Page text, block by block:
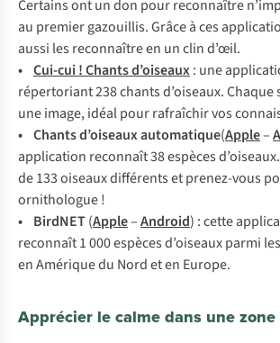
Certains ont un don pour reconnaître
au premier gazouillis. Grâce à ces
aussi les reconnaître en un clin d’œil.
• Cui-cui !Chantsd’oiseaux: uneapp
répertoriant238chantsd’oiseaux.Chaque
uneimage,idéalpourrafraîchirvosconn
• Chantsd’oiseauxautomatique‪(Apple–
application reconnaît38espècesd’oiseaux.
de 133oiseauxdifférentsetprenez-vous p
ornithologue!
• BirdNET(Apple–Android) :cetteapp
reconnaît1 000espècesd’oiseauxparmi les
enAmériquedu Nordet en Europe.
Apprécier le calme dans une